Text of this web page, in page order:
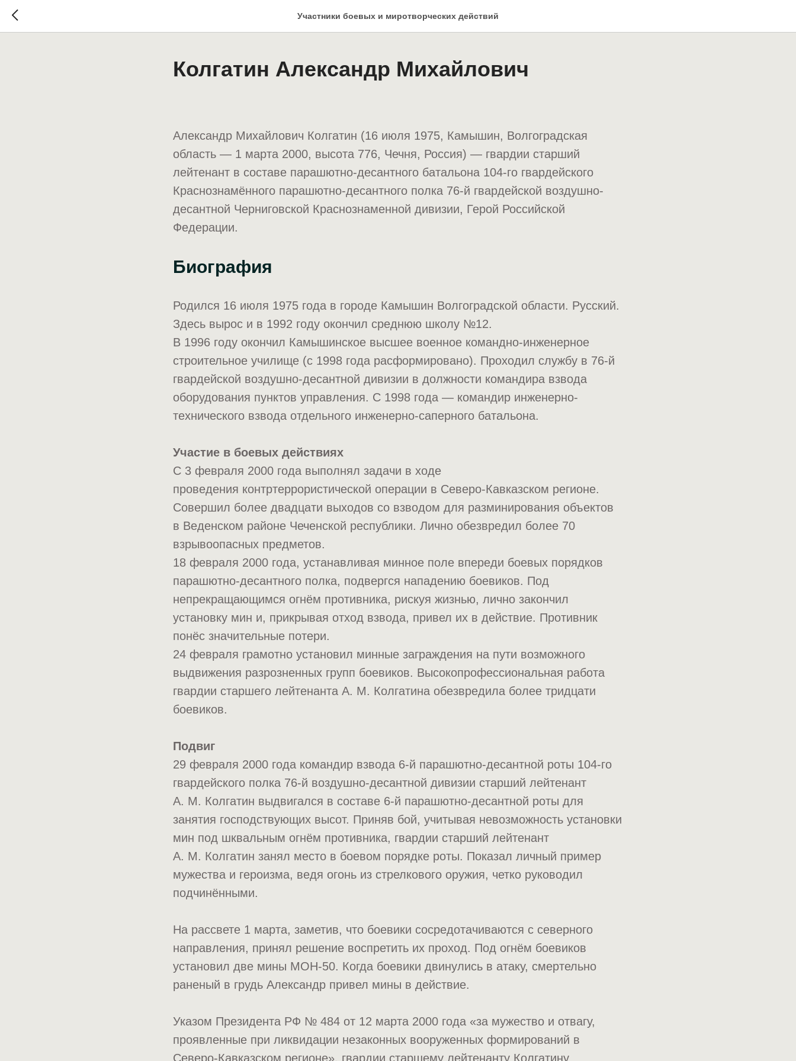
Участники боевых и миротворческих действий
Колгатин Александр Михайлович
Александр Михайлович Колгатин (16 июля 1975, Камышин, Волгоградская
область — 1 марта 2000, высота 776, Чечня, Россия) — гвардии старший
лейтенант в составе парашютно-десантного батальона 104-го гвардейского
Краснознамённого парашютно-десантного полка 76-й гвардейской воздушно-
десантной Черниговской Краснознаменной дивизии, Герой Российской
Федерации.
Биография
Родился 16 июля 1975 года в городе Камышин Волгоградской области. Русский.
Здесь вырос и в 1992 году окончил среднюю школу №12.
В 1996 году окончил Камышинское высшее военное командно-инженерное
строительное училище (с 1998 года расформировано). Проходил службу в 76-й
гвардейской воздушно-десантной дивизии в должности командира взвода
оборудования пунктов управления. С 1998 года — командир инженерно-
технического взвода отдельного инженерно-саперного батальона.
Участие в боевых действиях
С 3 февраля 2000 года выполнял задачи в ходе
проведения контртеррористической операции в Северо-Кавказском регионе.
Совершил более двадцати выходов со взводом для разминирования объектов
в Веденском районе Чеченской республики. Лично обезвредил более 70
взрывоопасных предметов.
18 февраля 2000 года, устанавливая минное поле впереди боевых порядков
парашютно-десантного полка, подвергся нападению боевиков. Под
непрекращающимся огнём противника, рискуя жизнью, лично закончил
установку мин и, прикрывая отход взвода, привел их в действие. Противник
понёс значительные потери.
24 февраля грамотно установил минные заграждения на пути возможного
выдвижения разрозненных групп боевиков. Высокопрофессиональная работа
гвардии старшего лейтенанта А. М. Колгатина обезвредила более тридцати
боевиков.
Подвиг
29 февраля 2000 года командир взвода 6-й парашютно-десантной роты 104-го
гвардейского полка 76-й воздушно-десантной дивизии старший лейтенант
А. М. Колгатин выдвигался в составе 6-й парашютно-десантной роты для
занятия господствующих высот. Приняв бой, учитывая невозможность установки
мин под шквальным огнём противника, гвардии старший лейтенант
А. М. Колгатин занял место в боевом порядке роты. Показал личный пример
мужества и героизма, ведя огонь из стрелкового оружия, четко руководил
подчинёнными.
На рассвете 1 марта, заметив, что боевики сосредотачиваются с северного
направления, принял решение воспретить их проход. Под огнём боевиков
установил две мины МОН-50. Когда боевики двинулись в атаку, смертельно
раненый в грудь Александр привел мины в действие.
Указом Президента РФ № 484 от 12 марта 2000 года «за мужество и отвагу,
проявленные при ликвидации незаконных вооруженных формирований в
Северо-Кавказском регионе», гвардии старшему лейтенанту Колгатину